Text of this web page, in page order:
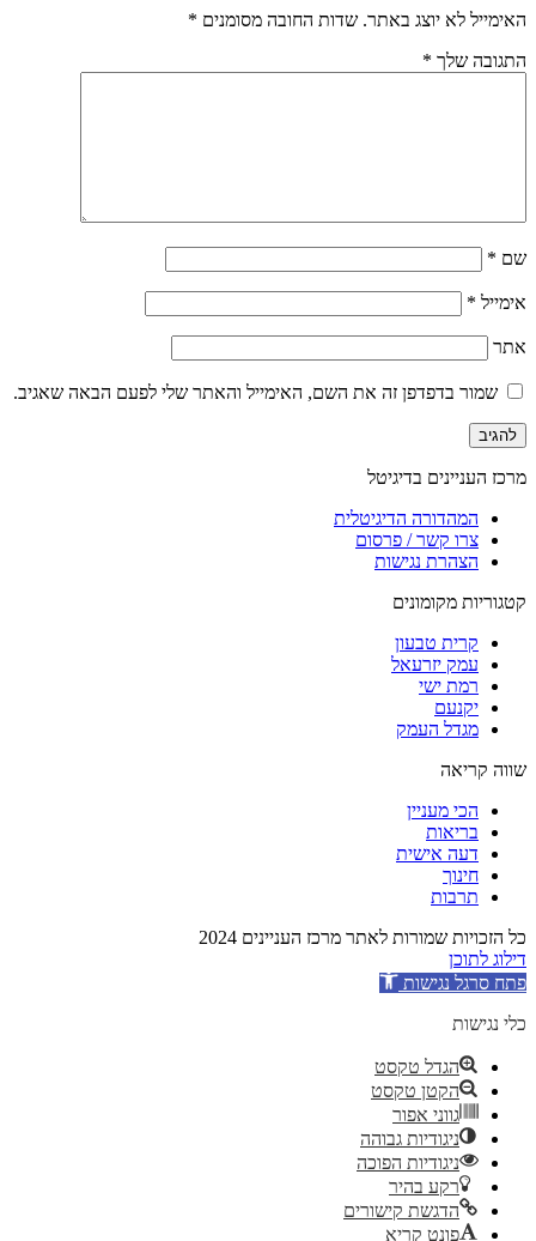
האימייל לא יוצג באתר. שדות החובה מסומנים *
התגובה שלך *
שם *
אימייל *
אתר
שמור בדפדפן זה את השם, האימייל והאתר שלי לפעם הבאה שאגיב.
מרכז העניינים בדיגיטל
המהדורה הדיגיטלית
צרו קשר / פרסום
הצהרת נגישות
קטגוריות מקומונים
קרית טבעון
עמק יזרעאל
רמת ישי
יקנעם
מגדל העמק
שווה קריאה
הכי מעניין
בריאות
דעה אישית
חינוך
תרבות
כל הזכויות שמורות לאתר מרכז העניינים 2024
דילוג לתוכן
פתח סרגל נגישות
כלי נגישות
הגדל טקסט
הקטן טקסט
גווני אפור
ניגודיות גבוהה
ניגודיות הפוכה
רקע בהיר
הדגשת קישורים
פונט קריא